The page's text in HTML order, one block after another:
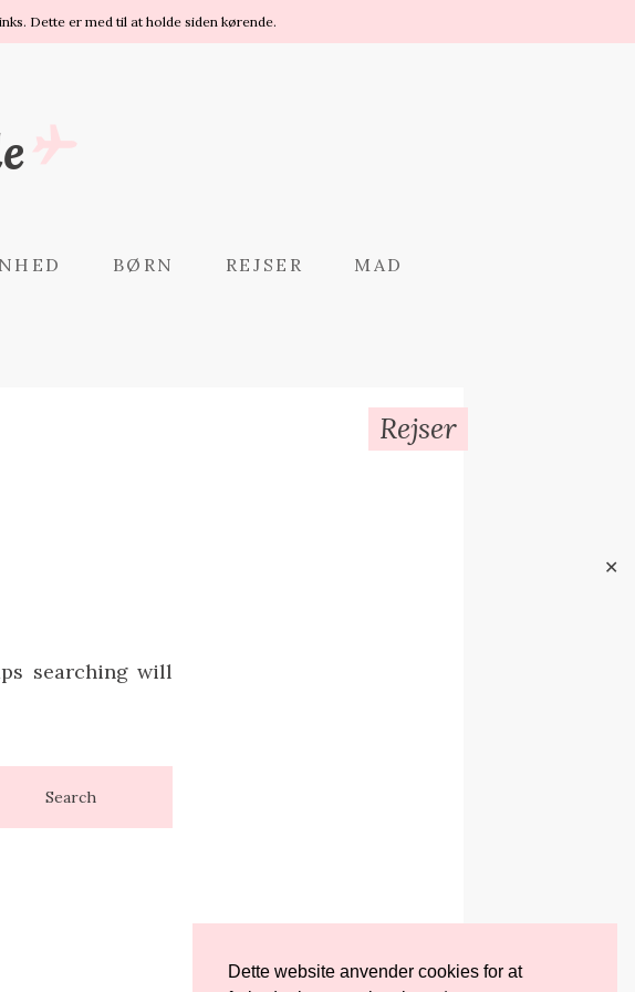
Dette er med til at holde siden kørende.
✕
BØRN REJSER MAD
Rejser
searching will
Search
Dette website anvender cookies for at